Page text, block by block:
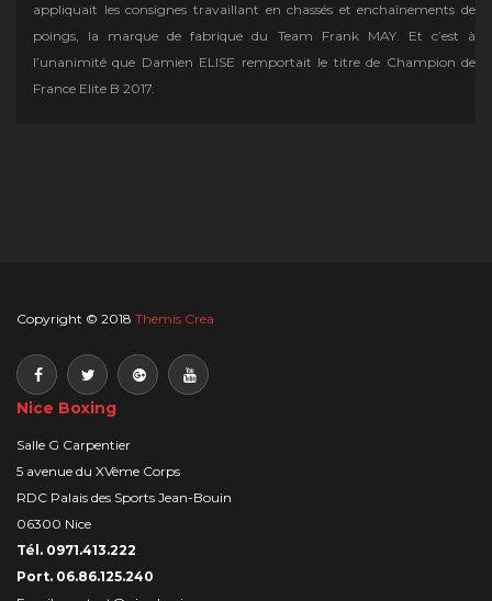
appliquait les consignes travaillant en chassés et enchaînements de
poings, la marque de fabrique du Team Frank MAY. Et c’est à
l’unanimité que Damien ELISE remportait le titre de Champion de
France Elite B 2017.
Copyright © 2018 Themis Crea
Nice Boxing
Salle G Carpentier
5 avenue du XVème Corps
RDC Palais des Sports Jean-Bouin
06300 Nice
Tél. 0971.413.222
Port. 06.86.125.240